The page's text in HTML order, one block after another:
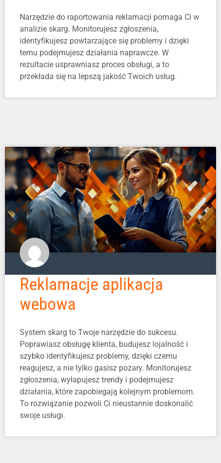
Narzędzie do raportowania reklamacji pomaga Ci w
analizie skarg. Monitorujesz zgłoszenia,
identyfikujesz powtarzające się problemy i dzięki
temu podejmujesz działania naprawcze. W
rezultacie usprawniasz proces obsługi, a to
przekłada się na lepszą jakość Twoich usług.
Reklamacje aplikacja
webowa
System skarg to Twoje narzędzie do sukcesu.
Poprawiasz obsługę klienta, budujesz lojalność i
szybko identyfikujesz problemy, dzięki czemu
reagujesz, a nie tylko gasisz pożary. Monitorujesz
zgłoszenia, wyłapujesz trendy i podejmujesz
działania, które zapobiegają kolejnym problemom.
To rozwiązanie pozwoli Ci nieustannie doskonalić
swoje usługi.